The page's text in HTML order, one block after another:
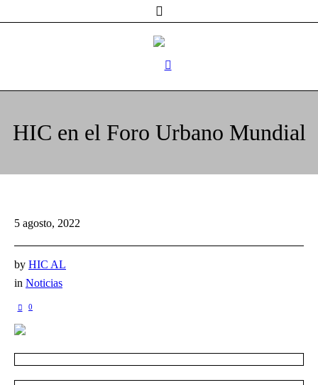
HIC en el Foro Urbano Mundial
5 agosto, 2022
by HIC AL
in Noticias
0